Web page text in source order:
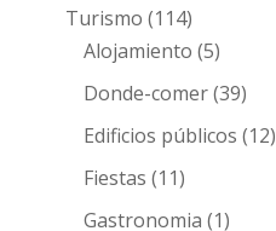
Turismo (114)
Alojamiento (5)
Donde-comer(39)
Edificios públicos (12)
Fiestas (11)
Gastronomia (1)